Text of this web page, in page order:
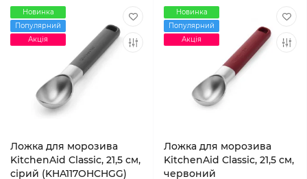
Новинка
Популярний
Акція
Ложка для морозива
KitchenAid Classic, 21,5 см,
сірий (KHA117OHCHGG)
Новинка
Популярний
Акція
Ложка для морозива
KitchenAid Classic, 21,5 см,
червоний